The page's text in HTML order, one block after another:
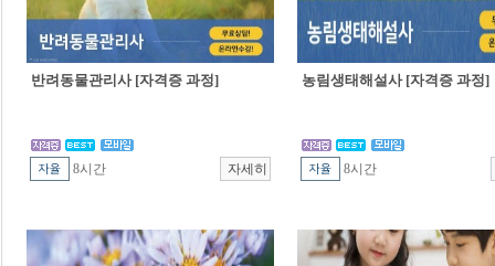
반려동물관리사 [자격증 과정]
8시간
농림생태해설사 [자격증 과정]
8시간